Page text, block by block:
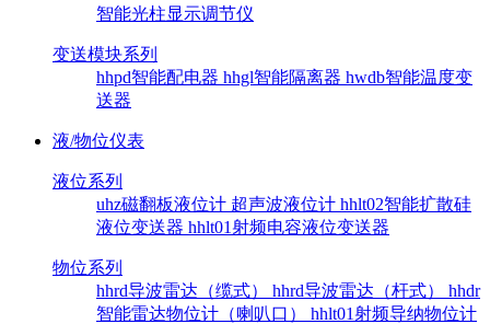
智能光柱显示调节仪
变送模块系列
hhpd智能配电器 hhgl智能隔离器 hwdb智能温度变
送器
液/物位仪表
液位系列
uhz磁翻板液位计 超声波液位计 hhlt02智能扩散硅
液位变送器 hhlt01射频电容液位变送器
物位系列
hhrd导波雷达（缆式） hhrd导波雷达（杆式） hhdr
智能雷达物位计（喇叭口） hhlt01射频导纳物位计